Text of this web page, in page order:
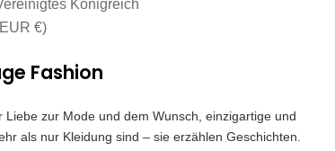
Königreich
€)
Fashion
zur Mode und dem Wunsch, einzigartige und
als nur Kleidung sind – sie erzählen Geschichten.